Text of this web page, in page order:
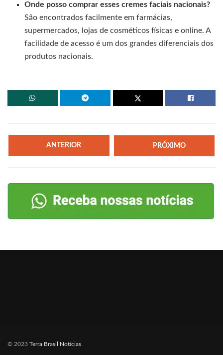
Onde posso comprar esses cremes faciais nacionais?
São encontrados facilmente em farmácias,
supermercados, lojas de cosméticos físicas e online. A
facilidade de acesso é um dos grandes diferenciais dos
produtos nacionais.
ANTERIOR PRÓXIMO
© 2023 Terra Brasil Notícias